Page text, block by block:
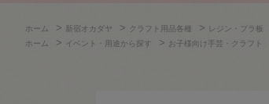
ホーム > 新宿オカダヤ > クラフト用品各種 > レジン・プラ板
ホーム
> イベント・用途から探す > お子様向け手芸・クラフト